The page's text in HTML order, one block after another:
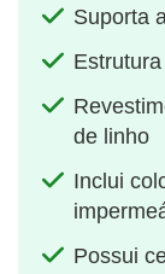
Suporta
de linho
Inclui
Possui